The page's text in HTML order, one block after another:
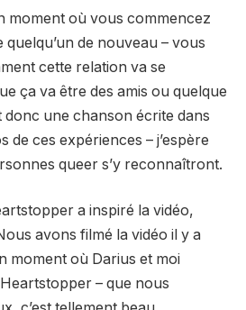
moment où vous commencez
de nouveau – vous
cette relation va se
ça va être des amis ou quelque
donc une chanson écrite dans
de ces expériences – j’espère
queer s’y reconnaîtront.
a inspiré la vidéo,
avons filmé la vidéo il y a
moment où Darius et moi
– que nous